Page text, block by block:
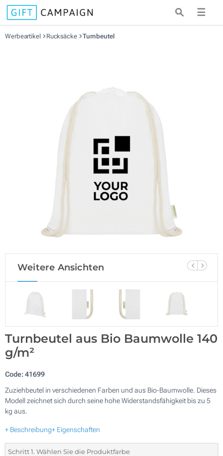
☰
Werbeartikel Rucksäcke Turnbeutel
Weitere Ansichten
Turnbeutel aus Bio Baumwolle 140
g/m²
Code:41699
Zuziehbeutel in verschiedenen Farben und aus Bio-Baumwolle. Dieses
Modell zeichnet sich durch seine hohe Widerstandsfähigkeit bis zu 5
kg aus.
+ Beschreibung+ Eigenschaften
Schritt 1. Wählen Sie die Produktfarbe